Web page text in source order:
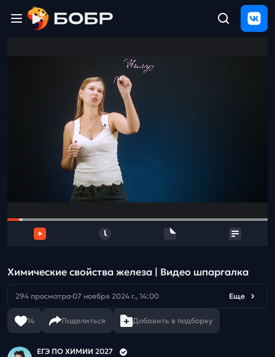
и
Химические свойства железа | Видео шпаргалка
294 просмотра 07 ноября 2024 г., 14:00 Еще
14 Поделиться Добавить в подборку
ЕГЭ ПО ХИМИИ 2027